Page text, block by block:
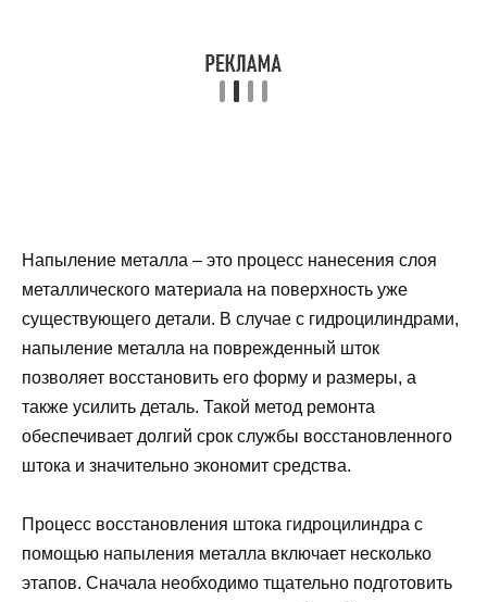
Напыление металла – это процесс нанесения слоя
металлического материала на поверхность уже
существующего детали. В случае с гидроцилиндрами,
напыление металла на поврежденный шток
позволяет восстановить его форму и размеры, а
также усилить деталь. Такой метод ремонта
обеспечивает долгий срок службы восстановленного
штока и значительно экономит средства.
Процесс восстановления штока гидроцилиндра с
помощью напыления металла включает несколько
этапов. Сначала необходимо тщательно подготовить